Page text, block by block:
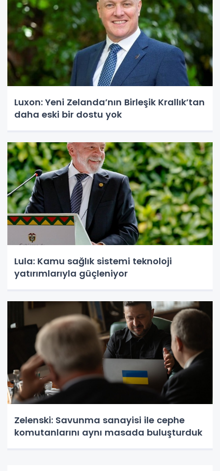
Luxon: Yeni Zelanda’nın Birleşik Krallık’tan
daha eski bir dostu yok
Lula: Kamu sağlık sistemi teknoloji
yatırımlarıyla güçleniyor
Zelenski: Savunma sanayisi ile cephe
komutanlarını aynı masada buluşturduk